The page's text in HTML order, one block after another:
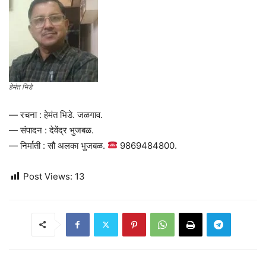
हेमंत भिडे
— रचना : हेमंत भिडे. जळगाव.
— संपादन : देवेंद्र भुजबळ.
— निर्माती : सौ अलका भुजबळ.
9869484800.
Post Views: 13